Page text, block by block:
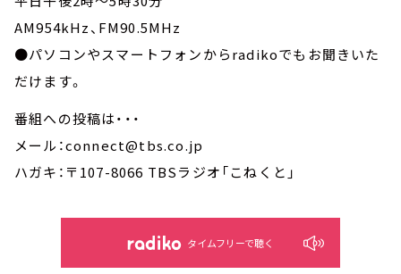
AM954kHz、FM90.5MHz
●パソコンやスマートフォンからradikoでもお聞きいた
だけます。
番組への投稿は・・・
メール：connect@tbs.co.jp
ハガキ：〒107-8066 TBSラジオ「こねくと」
タイムフリーで聴く